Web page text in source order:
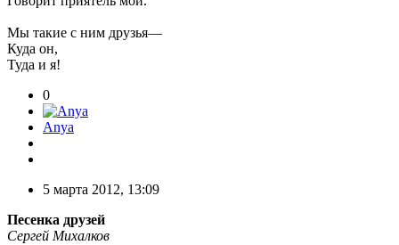
Мы такие с ним друзья—
Куда он,
Туда и я!
0
Anya
5 марта 2012, 13:09
Песенка друзей
Сергей Михалков